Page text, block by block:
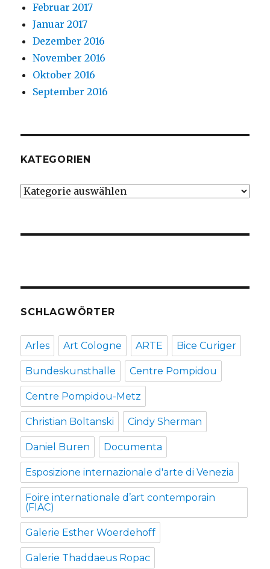
Februar 2017
Januar 2017
Dezember 2016
November 2016
Oktober 2016
September 2016
KATEGORIEN
Kategorien
SCHLAGWÖRTER
Arles Art Cologne ARTE Bice Curiger
Bundeskunsthalle Centre Pompidou
Centre Pompidou-Metz
Christian Boltanski Cindy Sherman
Daniel Buren Documenta
Esposizione internazionale d'arte di Venezia
Foire internationale d’art contemporain
(FIAC)
Galerie Esther Woerdehoff
Galerie Thaddaeus Ropac